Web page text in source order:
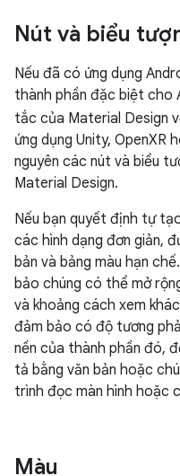
Nút và biểu
Nếu đã có ứng dụng
thành phần đặc biệt cho
tắc của Material Design
ứng dụng Unity, OpenXR
nguyên các nút và biểu
Material Design.
Nếu bạn quyết định tự
các hình dạng đơn giản,
bản và bảng màu hạn
bảo chúng có thể mở
và khoảng cách xem
đảm bảo có độ tương
nền của thành phần đó,
tả bằng văn bản hoặc
trình đọc màn hình hoặc
Màu